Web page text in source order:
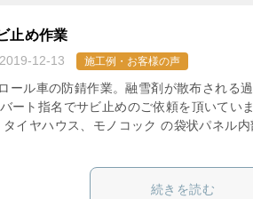
止め作業
2019-12-13 施工例・お客様の声
ール車の防錆作業。融雪剤が散布される
ート指名でサビ止めのご依頼を頂いてい
イヤハウス、モノコック の袋状パネル内
続きを読む